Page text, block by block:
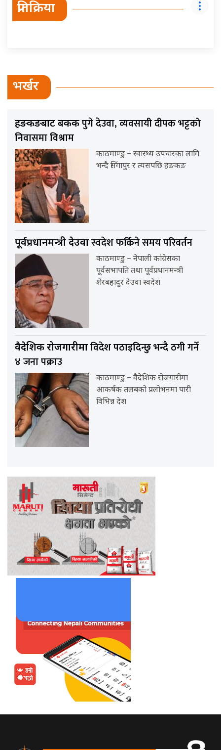
प्रतिक्रिया
भर्खर
हङकङबाट बैंककपुगे देउवा, व्यवसायी दीपक भट्टको
निवासमा विश्राम
काठमाण्डु – स्वास्थ्य उपचारका लागि
भन्दै सिंगापुर र त्यसपछि हङकङ
पूर्वप्रधानमन्त्री देउवास्वदेश फर्किने समय परिवर्तन
काठमाण्डु – नेपाली कांग्रेसका
पूर्वसभापति तथा पूर्वप्रधानमन्त्री
शेरबहादुर देउवा स्वदेश
वैदेशिक रोजगारीमाविदेश पठाइदिन्छु भन्दै ठगी गर्ने
४ जना पक्राउ
काठमाण्डु – वैदेशिक रोजगारीमा
आकर्षक तलबको प्रलोभनमा पारी
विभिन्न देश